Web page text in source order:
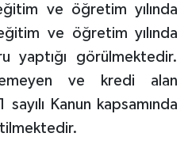
ve öğretim yılında
ve öğretim yılında
yaptığı görülmektedir.
ve kredi alan
Kanun kapsamında